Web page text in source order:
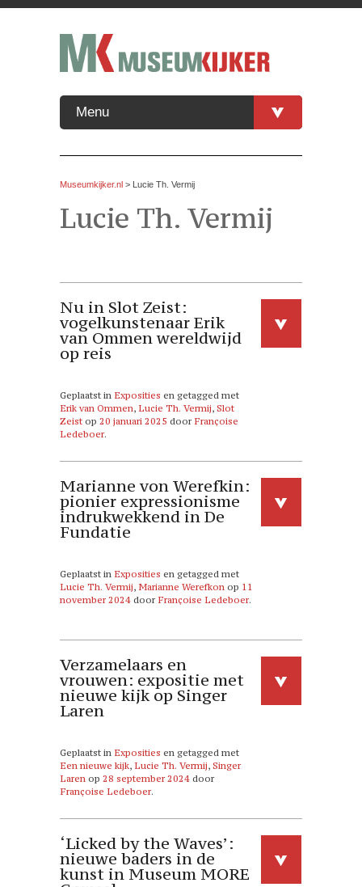
Menu
Museumkijker.nl > Lucie Th. Vermij
Lucie Th. Vermij
Nu in Slot Zeist:
vogelkunstenaar Erik
van Ommen wereldwijd
op reis
Geplaatst in Exposities en getagged met
Erik van Ommen, Lucie Th. Vermij, Slot
Zeist op 20 januari 2025 door Françoise
Ledeboer.
Marianne von Werefkin:
pionier expressionisme
indrukwekkend in De
Fundatie
Geplaatst in Exposities en getagged met
Lucie Th. Vermij, Marianne Werefkon op 11
november 2024 door Françoise Ledeboer.
Verzamelaars en
vrouwen: expositie met
nieuwe kijk op Singer
Laren
Geplaatst in Exposities en getagged met
Een nieuwe kijk, Lucie Th. Vermij, Singer
Laren op 28 september 2024 door
Françoise Ledeboer.
‘Licked by the Waves’:
nieuwe baders in de
kunst in Museum MORE